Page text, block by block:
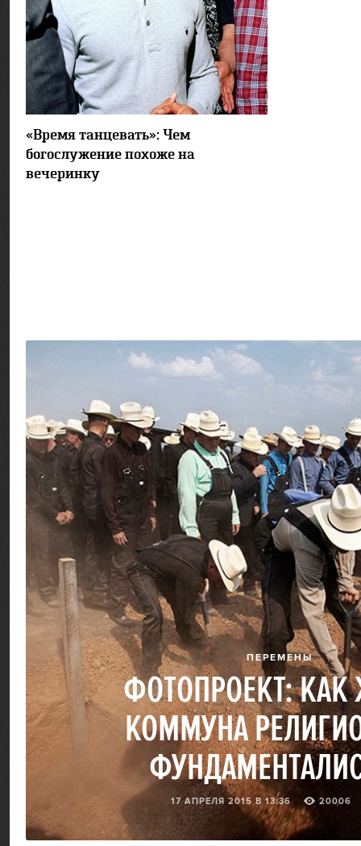
«Время танцевать»: Чем
богослужение похоже на
вечеринку
ПЕРЕМЕНЫ
ФОТОПРОЕКТ: КАК
КОММУНА
17 АПРЕЛЯ 2015 В 13:36 20006